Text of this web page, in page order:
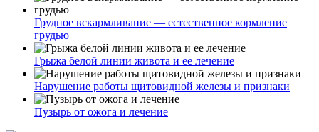
Грудное вскармливание — естественное кормление
грудью
Грыжа белой линии живота и ее лечение
Нарушение работы щитовидной железы и признаки
Пузырь от ожога и лечение